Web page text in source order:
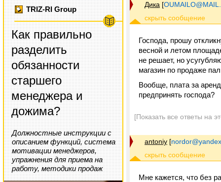
TRIZ-RI Group
Как правильно
разделить
обязанности
старшего
менеджера и
дожима?
Должностные инструкции с
описанием функций, система
мотивации менеджеров,
упражнения для приема на
работу, методики продаж
Дика [
Господа, прошу
весной и летом
не решает, но
магазин по продаже
Вообще, плата за
предпринять господа?
[Показать все ответы на
antoniy [
Мне кажется, что без